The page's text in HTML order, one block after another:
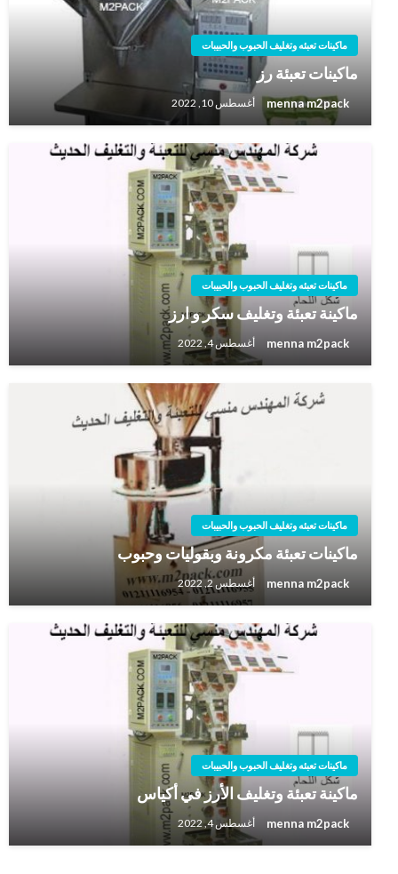
ماكينات تعبئه وتغليف الحبوب والحبيبات
ماكينات تعبئة رز
menna m2pack أغسطس 10, 2022
ماكينات تعبئه وتغليف الحبوب والحبيبات
ماكينة تعبئة وتغليف سكر و ارز
menna m2pack أغسطس 4, 2022
ماكينات تعبئه وتغليف الحبوب والحبيبات
ماكينات تعبئة مكرونة وبقوليات وحبوب
menna m2pack أغسطس 2, 2022
ماكينات تعبئه وتغليف الحبوب والحبيبات
ماكينة تعبئة وتغليف الأرز في أكياس
menna m2pack أغسطس 4, 2022